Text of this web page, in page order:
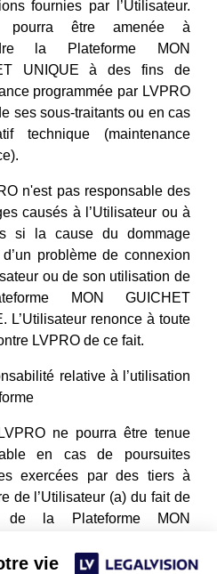
vie
fournies par l’Utilisateur.
pourra être amenée à
la Plateforme MON
UNIQUE à des fins de
programmée par LVPRO
ses sous-traitants ou en cas
technique (maintenance
n'est pas responsable des
causés à l’Utilisateur ou à
si la cause du dommage
d’un problème de connexion
ou de son utilisation de
MON GUICHET
L’Utilisateur renonce à toute
LVPRO de ce fait.
relative à l’utilisation
LVPRO ne pourra être tenue
en cas de poursuites
exercées par des tiers à
de l’Utilisateur (a) du fait de
de la Plateforme MON
via Internet ; (b) du fait du